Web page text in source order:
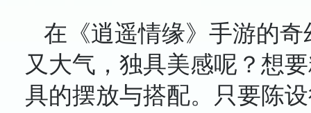
在《逍遥情缘》手游的奇
又大气，独具美感呢？想
具的摆放与搭配。只要陈